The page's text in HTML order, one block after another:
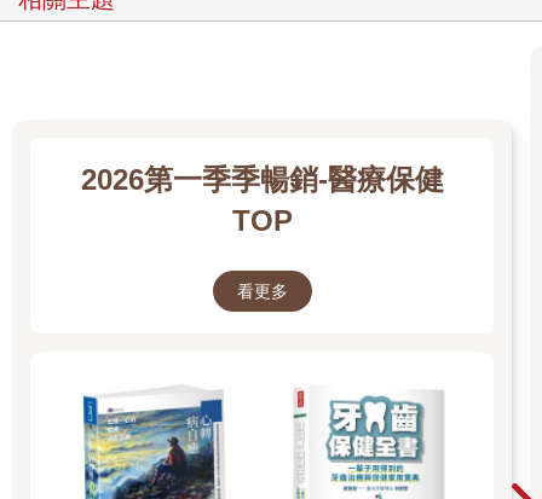
2026第一季季暢銷-醫療保健
TOP
看更多